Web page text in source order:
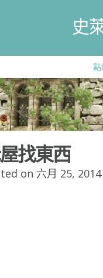
史
找東西
on 六月 25,